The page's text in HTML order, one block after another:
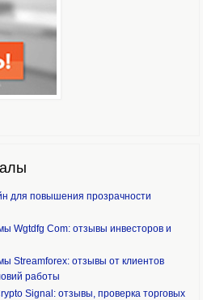
для повышения прозрачности
Wgtdfg Com: отзывы инвесторов и
Streamforex: отзывы от клиентов
работы
Signal: отзывы, проверка торговых